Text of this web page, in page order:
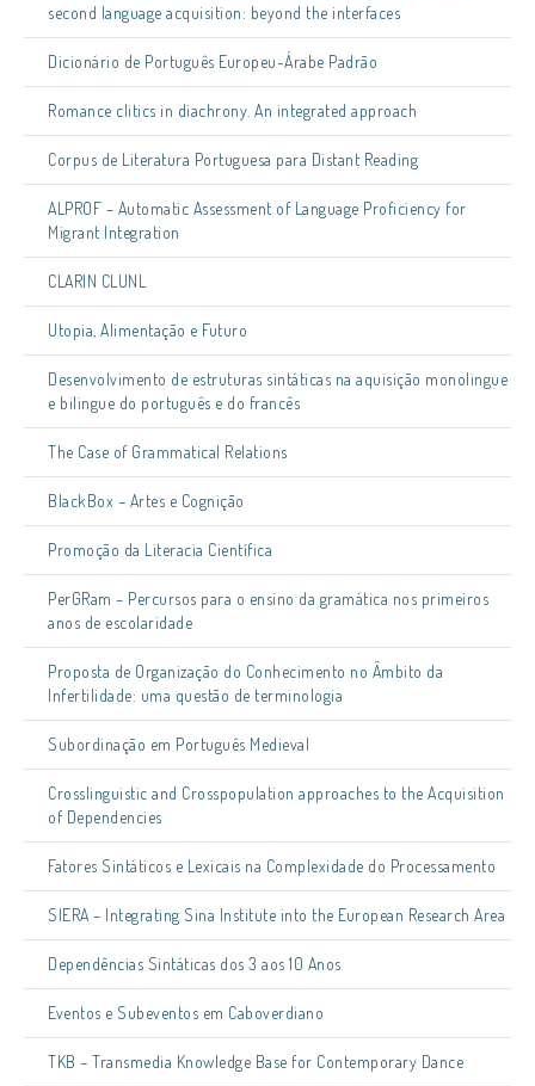
second language acquisition: beyond the interfaces
Dicionário de Português Europeu-Árabe Padrão
Romance clitics in diachrony. An integrated approach
Corpus de Literatura Portuguesa para Distant Reading
ALPROF – Automatic Assessment of Language Proficiency for
Migrant Integration
CLARIN CLUNL
Utopia, Alimentação e Futuro
Desenvolvimento de estruturas sintáticas na aquisição monolingue
e bilingue do português e do francês
The Case of Grammatical Relations
BlackBox – Artes e Cognição
Promoção da Literacia Científica
PerGRam – Percursos para o ensino da gramática nos primeiros
anos de escolaridade
Proposta de Organização do Conhecimento no Âmbito da
Infertilidade: uma questão de terminologia
Subordinação em Português Medieval
Crosslinguistic and Crosspopulation approaches to the Acquisition
of Dependencies
Fatores Sintáticos e Lexicais na Complexidade do Processamento
SIERA – Integrating Sina Institute into the European Research Area
Dependências Sintáticas dos 3 aos 10 Anos
Eventos e Subeventos em Caboverdiano
TKB – Transmedia Knowledge Base for Contemporary Dance